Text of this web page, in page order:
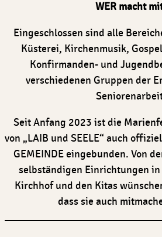
WER macht
Eingeschlossen sind alle
Küsterei, Kirchenmusik,
Konfirmanden- und
verschiedenen Gruppen der
Seit Anfang 2023 ist die
von „LAIB und SEELE“ auch
GEMEINDE eingebunden. Von
selbständigen Einrichtungen in
Kirchhof und den Kitas
dass sie auch